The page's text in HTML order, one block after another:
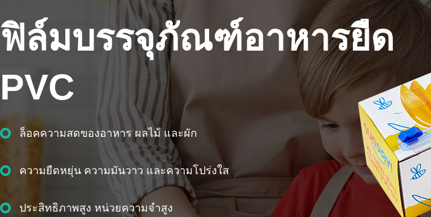
ฟิล์ม PE ยึดเกาะเพื่อ
สุขภาพ
เครื่องทำความร้อนที่อุณหภูมิสูง
ป้องกันการมีเพศสัมพันธ์แบบหมอกเป็นสิ่งที่ดี
ฟิล์มยึดเกรดอาหาร
คุณภาพสูง
ล็อคความสดของอาหาร ผลไม้ และผัก
ความยืดหยุ่น ความมันวาว และความโปร่งใส
ฟิล์มบรรจุภัณฑ์อาหารยืด
PVC
ล็อคความสดของอาหาร ผลไม้ และผัก
ความยืดหยุ่น ความมันวาว และความโปร่งใส
ประสิทธิภาพสูง หน่วยความจำสูง
ฟิล์ม PE ยึดเกาะเพื่อ
สุขภาพ
เครื่องทำความร้อนที่อุณหภูมิสูง
ป้องกันการมีเพศสัมพันธ์แบบหมอกเป็นสิ่งที่ดี
ฟิล์มยึดเกรดอาหาร
คุณภาพสูง
ล็อคความสดของอาหาร ผลไม้ และผัก
ความยืดหยุ่น ความมันวาว และความโปร่งใส